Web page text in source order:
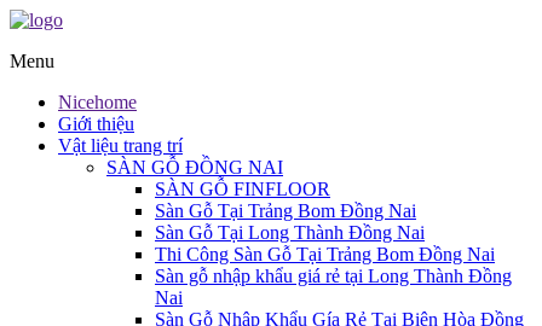
Menu
Nicehome
Giới thiệu
Vật liệu trang trí
SÀN GỖ ĐỒNG NAI
SÀN GỖ FINFLOOR
Sàn Gỗ Tại Trảng Bom Đồng Nai
Sàn Gỗ Tại Long Thành Đồng Nai
Thi Công Sàn Gỗ Tại Trảng Bom Đồng Nai
Sàn gỗ nhập khẩu giá rẻ tại Long Thành Đồng
Nai
Sàn Gỗ Nhập Khẩu Gía Rẻ Tại Biên Hòa Đồng